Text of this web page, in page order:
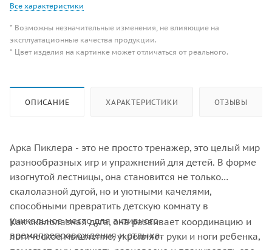
Все характеристики
* Возможны незначительные изменения, не влияющие на
эксплуатационные качества продукции.
* Цвет изделия на картинке может отличаться от реального.
ОПИСАНИЕ ХАРАКТЕРИСТИКИ ОТЗЫВЫ
Арка Пиклера - это не просто тренажер, это целый мир
разнообразных игр и упражнений для детей. В форме
изогнутой лестницы, она становится не только
скалолазной дугой, но и уютными качелями,
способными превратить детскую комнату в
уникальное место для активного
времяпрепровождения и отдыха.
Как скалолазная дуга, она развивает координацию и
логическое мышление, укрепляет руки и ноги ребенка,